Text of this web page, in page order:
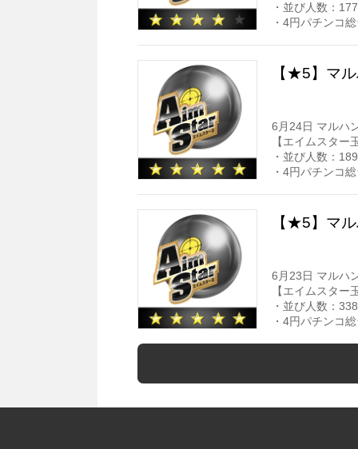
・並び人数：
・4円パチンコ
【★5】マ
6月24日 マルハ
【エイムスター
・並び人数：
・4円パチンコ
【★5】マ
6月23日 マルハ
【エイムスター
・並び人数：
・4円パチンコ